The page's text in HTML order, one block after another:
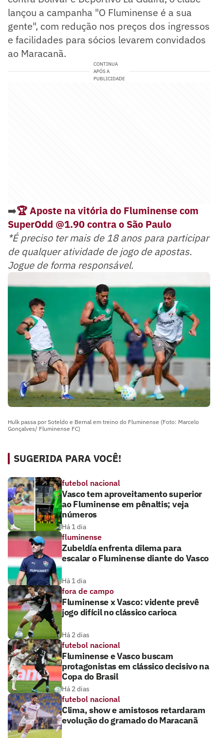
lançou a campanha "O Fluminense é a sua
gente", com redução nos preços dos ingressos
e facilidades para sócios levarem convidados
ao Maracanã.
CONTINUA
APÓS A
PUBLICIDADE
➡️🏆 Aposte na vitória do Fluminense com
SuperOdd @1.90 contra o São Paulo
*É preciso ter mais de 18 anos para participar
de qualquer atividade de jogo de apostas.
Jogue de forma responsável.
Hulk passa por Soteldo e Bernal em treino do Fluminense (Foto: Marcelo
Gonçalves/ Fluminense FC)
SUGERIDA PARA VOCÊ!
futebol nacional
Vasco tem aproveitamento superior
ao Fluminense em pênaltis; veja
números
Há 1 dia
fluminense
Zubeldía enfrenta dilema para
escalar o Fluminense diante do Vasco
Há 1 dia
fora de campo
Fluminense x Vasco: vidente prevê
jogo difícil no clássico carioca
Há 2 dias
futebol nacional
Fluminense e Vasco buscam
protagonistas em clássico decisivo na
Copa do Brasil
Há 2 dias
futebol nacional
Clima, show e amistosos retardaram
evolução do gramado do Maracanã